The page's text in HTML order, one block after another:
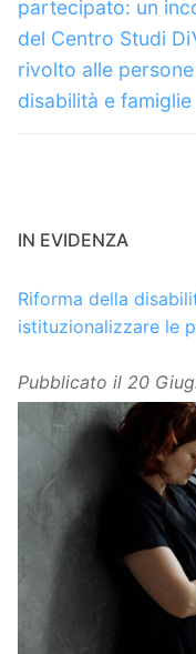
partecipato: un
del Centro Studi
rivolto alle
disabilità e famiglie
IN EVIDENZA
Riforma della
istituzionalizzare le
Pubblicato il 20